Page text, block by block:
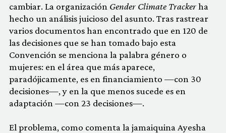
cambiar. La organización Gender Climate Trackerha
hecho un análisis juicioso del asunto. Tras rastrear
varios documentos han encontrado que en 120 de
las decisiones que se han tomado bajo esta
Convención se menciona la palabra género o
mujeres: en el área que más aparece,
paradójicamente, es en financiamiento —con 30
decisiones—, y en la que menos sucede es en
adaptación —con 23 decisiones—.
El problema, como comenta la jamaiquina Ayesha